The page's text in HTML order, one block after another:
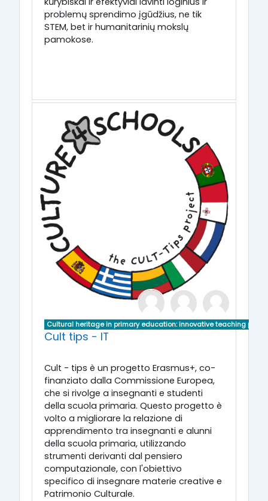
problemų sprendimo įgūdžius, ne tik
STEM, bet ir humanitarinių mokslų
pamokose.
Cultural heritage in primary education: innovative teaching
Cult tips - IT
Cult - tips è un progetto Erasmus+, co-
finanziato dalla Commissione Europea,
che si rivolge a insegnanti e studenti
della scuola primaria. Questo progetto è
volto a migliorare la relazione di
apprendimento tra insegnanti e alunni
della scuola primaria, utilizzando
strumenti derivanti dal pensiero
computazionale, con l'obiettivo
specifico di insegnare materie creative e
Patrimonio Culturale.